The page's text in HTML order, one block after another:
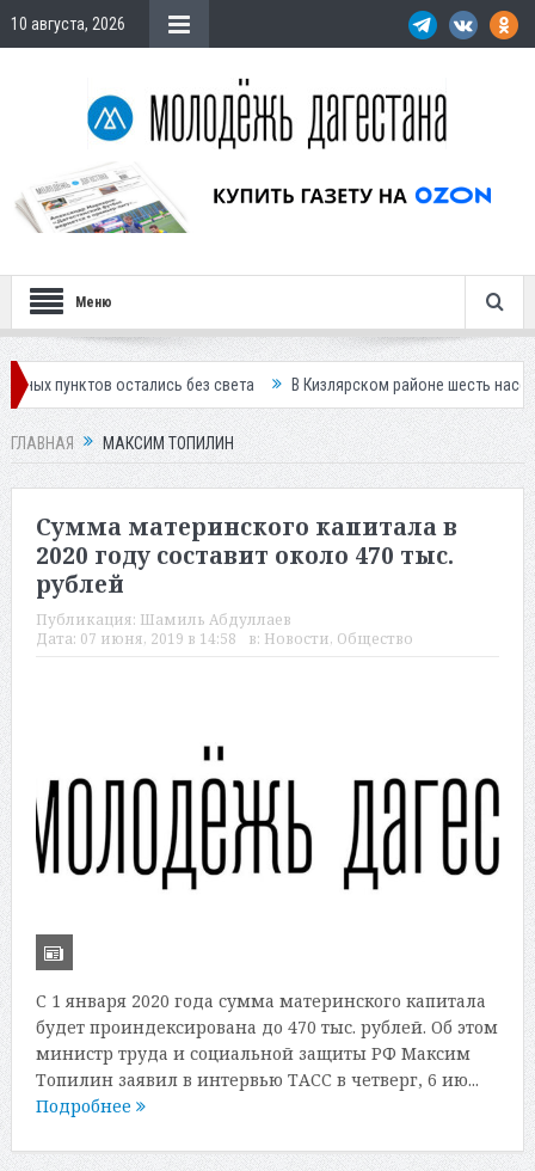
10 августа, 2026
Меню
остались без света В Кизлярском районе шесть населенных
ГЛАВНАЯ МАКСИМ ТОПИЛИН
Сумма материнского капитала в
2020 году составит около 470 тыс.
рублей
Публикация: Шамиль Абдуллаев
Дата: 07 июня, 2019 в 14:58 в: Новости, Общество
С 1 января 2020 года сумма материнского капитала
будет проиндексирована до 470 тыс. рублей. Об этом
министр труда и социальной защиты РФ Максим
Топилин заявил в интервью ТАСС в четверг, 6 ию...
Подробнее